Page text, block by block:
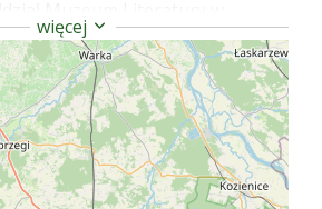
M., Dwory i pałace wiejskie
2009.
author/
więcej